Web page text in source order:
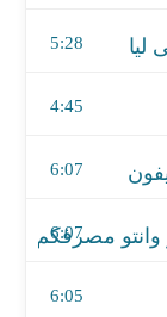
5:28
4:45
6:07
6:07
6:05
بيدو النجم